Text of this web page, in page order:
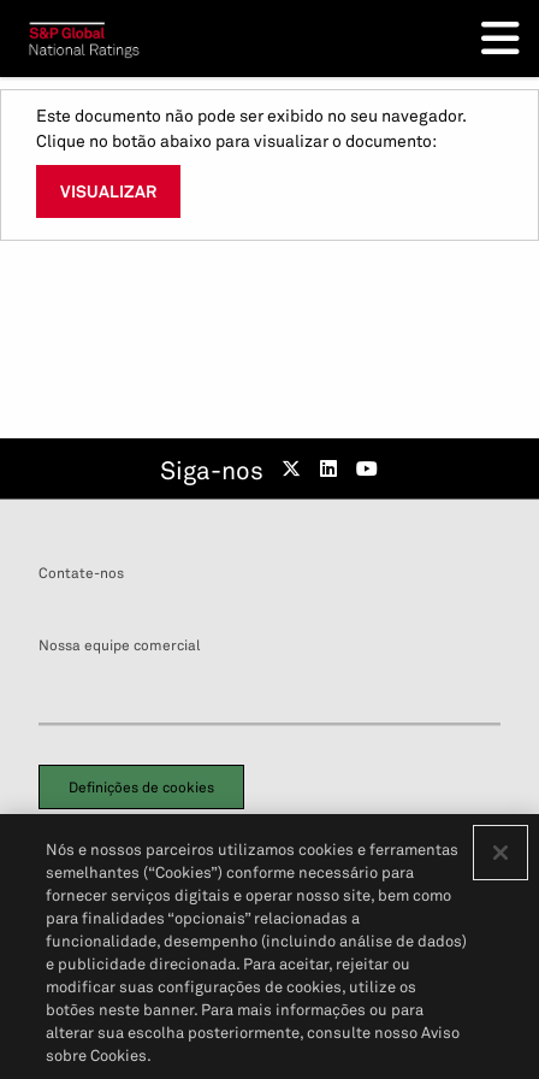
Este documento não pode ser exibido no seu navegador.
Clique no botão abaixo para visualizar o documento:
VISUALIZAR
Siga-nos
Contate-nos
Nossa equipe comercial
Definições de cookies
Política de PrivacidadePortal de privacidade do cliente (em inglês)
Não Venda Minhas Informações Pessoais© 2026 S&P Global
Nós e nossos parceiros utilizamos cookies e ferramentas
semelhantes (“Cookies”) conforme necessário para
fornecer serviços digitais e operar nosso site, bem como
para finalidades “opcionais” relacionadas a
funcionalidade, desempenho (incluindo análise de dados)
e publicidade direcionada. Para aceitar, rejeitar ou
modificar suas configurações de cookies, utilize os
botões neste banner. Para mais informações ou para
alterar sua escolha posteriormente, consulte nosso Aviso
sobre Cookies.